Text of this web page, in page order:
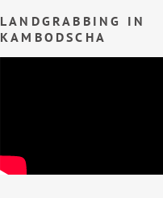
LANDGRABBING IN
KAMBODSCHA